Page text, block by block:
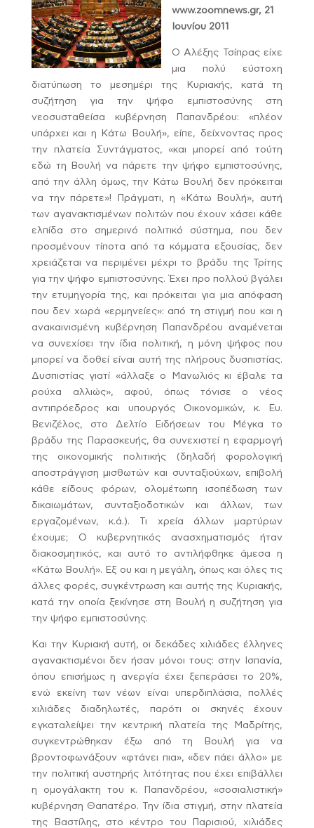
www.zoomnews.gr, 21
Ιουνίου 2011
Ο Αλέξης Τσίπρας είχε
μια πολύ εύστοχη
διατύπωση το μεσημέρι της Κυριακής, κατά τη
συζήτηση για την ψήφο εμπιστοσύνης στη
νεοσυσταθείσα κυβέρνηση Παπανδρέου: «πλέον
υπάρχει και η Κάτω Βουλή», είπε, δείχνοντας προς
την πλατεία Συντάγματος, «και μπορεί από τούτη
εδώ τη Βουλή να πάρετε την ψήφο εμπιστοσύνης,
από την άλλη όμως, την Κάτω Βουλή δεν πρόκειται
να την πάρετε»! Πράγματι, η «Κάτω Βουλή», αυτή
των αγανακτισμένων πολιτών που έχουν χάσει κάθε
ελπίδα στο σημερινό πολιτικό σύστημα, που δεν
προσμένουν τίποτα από τα κόμματα εξουσίας, δεν
χρειάζεται να περιμένει μέχρι το βράδυ της Τρίτης
για την ψήφο εμπιστοσύνης. Έχει προ πολλού βγάλει
την ετυμηγορία της, και πρόκειται για μια απόφαση
που δεν χωρά «ερμηνείες»: από τη στιγμή που και η
ανακαινισμένη κυβέρνηση Παπανδρέου αναμένεται
να συνεχίσει την ίδια πολιτική, η μόνη ψήφος που
μπορεί να δοθεί είναι αυτή της πλήρους δυσπιστίας.
Δυσπιστίας γιατί «άλλαξε ο Μανωλιός κι έβαλε τα
ρούχα αλλιώς», αφού, όπως τόνισε ο νέος
αντιπρόεδρος και υπουργός Οικονομικών, κ. Ευ.
Βενιζέλος, στο Δελτίο Ειδήσεων του Μέγκα το
βράδυ της Παρασκευής, θα συνεχιστεί η εφαρμογή
της οικονομικής πολιτικής (δηλαδή φορολογική
αποστράγγιση μισθωτών και συνταξιούχων, επιβολή
κάθε είδους φόρων, ολομέτωπη ισοπέδωση των
δικαιωμάτων, συνταξιοδοτικών και άλλων, των
εργαζομένων, κ.ά.). Τι χρεία άλλων μαρτύρων
έχουμε; Ο κυβερνητικός ανασχηματισμός ήταν
διακοσμητικός, και αυτό το αντιλήφθηκε άμεσα η
«Κάτω Βουλή». Εξ ου και η μεγάλη, όπως και όλες τις
άλλες φορές, συγκέντρωση και αυτής της Κυριακής,
κατά την οποία ξεκίνησε στη Βουλή η συζήτηση για
την ψήφο εμπιστοσύνης.
Και την Κυριακή αυτή, οι δεκάδες χιλιάδες έλληνες
αγανακτισμένοι δεν ήσαν μόνοι τους: στην Ισπανία,
όπου επισήμως η ανεργία έχει ξεπεράσει το 20%,
ενώ εκείνη των νέων είναι υπερδιπλάσια, πολλές
χιλιάδες διαδηλωτές, παρότι οι σκηνές έχουν
εγκαταλείψει την κεντρική πλατεία της Μαδρίτης,
συγκεντρώθηκαν έξω από τη Βουλή για να
βροντοφωνάξουν «φτάνει πια», «δεν πάει άλλο» με
την πολιτική αυστηρής λιτότητας που έχει επιβάλλει
η ομογάλακτη του κ. Παπανδρέου, «σοσιαλιστική»
κυβέρνηση Θαπατέρο. Την ίδια στιγμή, στην πλατεία
της Βαστίλης, στο κέντρο του Παρισιού, χιλιάδες